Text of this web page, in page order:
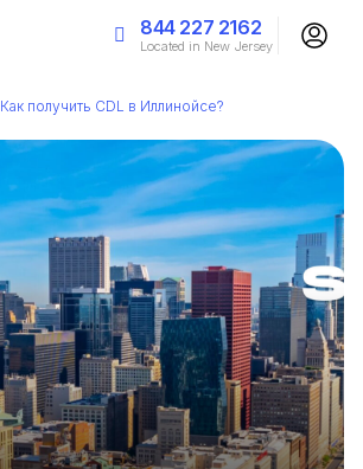
844 227 2162
Located in New Jersey
Как получить CDL в Иллинойсе?